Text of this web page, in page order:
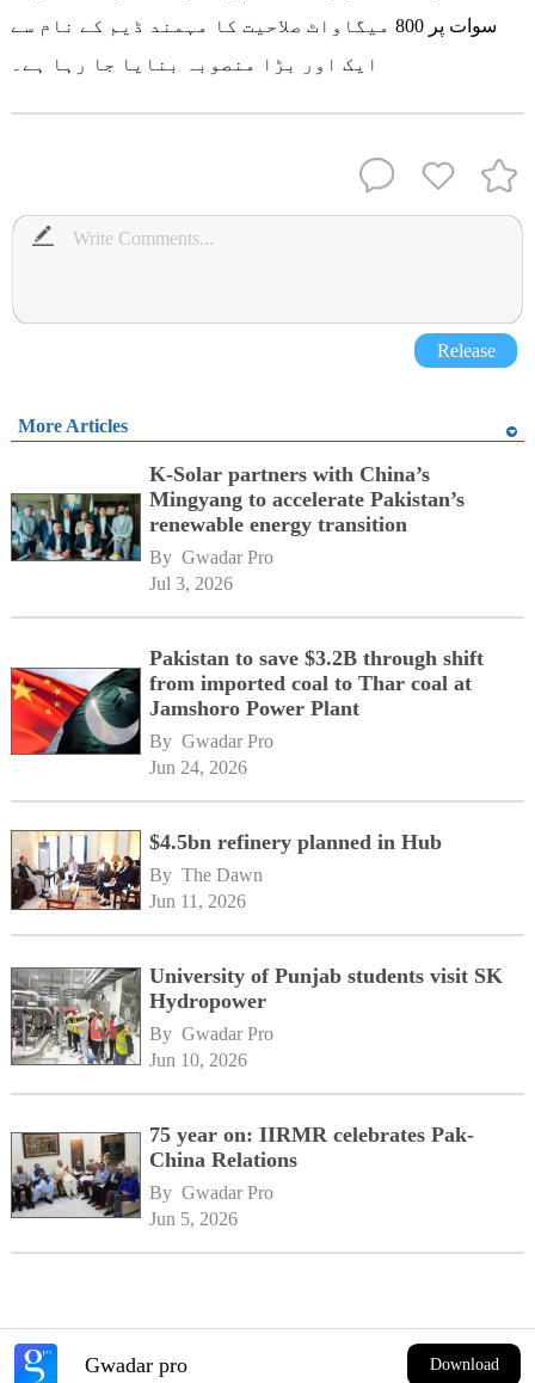
سوات پر 800 میگاواٹ صلاحیت کا مہمند ڈیم کے نام سے
ایک اور بڑا منصوبہ بنایا جا رہا ہے۔
Release
More Articles
K-Solar partners with China’s
Mingyang to accelerate Pakistan’s
renewable energy transition
By Gwadar Pro
Jul 3, 2026
Pakistan to save $3.2B through shift
from imported coal to Thar coal at
Jamshoro Power Plant
By Gwadar Pro
Jun 24, 2026
$4.5bn refinery planned in Hub
By The Dawn
Jun 11, 2026
University of Punjab students visit SK
Hydropower
By Gwadar Pro
Jun 10, 2026
75 year on: IIRMR celebrates Pak-
China Relations
By Gwadar Pro
Jun 5, 2026
Gwadar pro Download